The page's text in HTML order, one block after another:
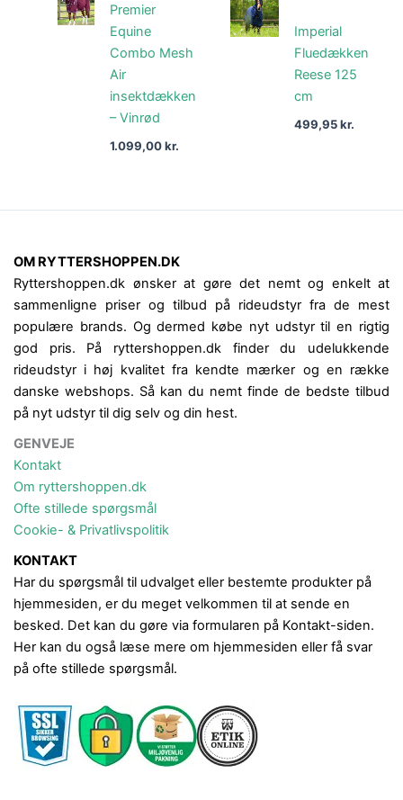
Premier
Equine
Combo Mesh
Air
insektdækken
– Vinrød
1.099,00kr.
Imperial
Fluedækken
Reese 125
cm
499,95kr.
OM RYTTERSHOPPEN.DK
Ryttershoppen.dk ønsker at gøre det nemt og enkelt at
sammenligne priser og tilbud på rideudstyr fra de mest
populære brands. Og dermed købe nyt udstyr til en rigtig
god pris. På ryttershoppen.dk finder du udelukkende
rideudstyr i høj kvalitet fra kendte mærker og en række
danske webshops. Så kan du nemt finde de bedste tilbud
på nyt udstyr til dig selv og din hest.
GENVEJE
Kontakt
Om ryttershoppen.dk
Ofte stillede spørgsmål
Cookie- & Privatlivspolitik
KONTAKT
Har du spørgsmål til udvalget eller bestemte produkter på
hjemmesiden, er du meget velkommen til at sende en
besked. Det kan du gøre via formularen på Kontakt-siden.
Her kan du også læse mere om hjemmesiden eller få svar
på ofte stillede spørgsmål.